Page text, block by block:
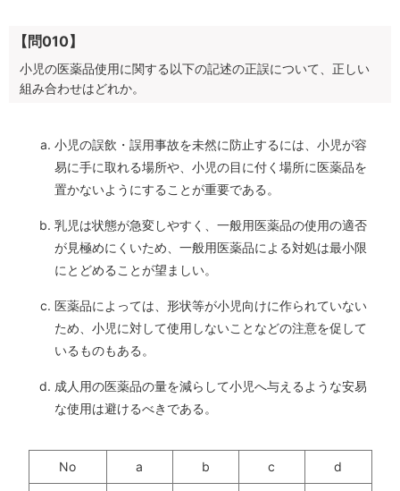
【問010】
小児の医薬品使用に関する以下の記述の正誤について、正しい
組み合わせはどれか。
小児の誤飲・誤用事故を未然に防止するには、小児が容
易に手に取れる場所や、小児の目に付く場所に医薬品を
置かないようにすることが重要である。
乳児は状態が急変しやすく、一般用医薬品の使用の適否
が見極めにくいため、一般用医薬品による対処は最小限
にとどめることが望ましい。
医薬品によっては、形状等が小児向けに作られていない
ため、小児に対して使用しないことなどの注意を促して
いるものもある。
成人用の医薬品の量を減らして小児へ与えるような安易
な使用は避けるべきである。
No a b c d